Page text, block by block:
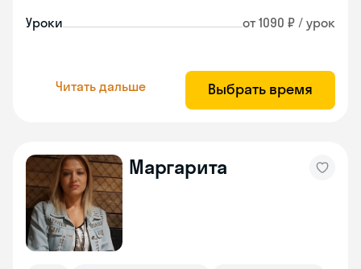
Уроки от 1090 ₽ / урок
Читать дальше Выбрать время
Маргарита